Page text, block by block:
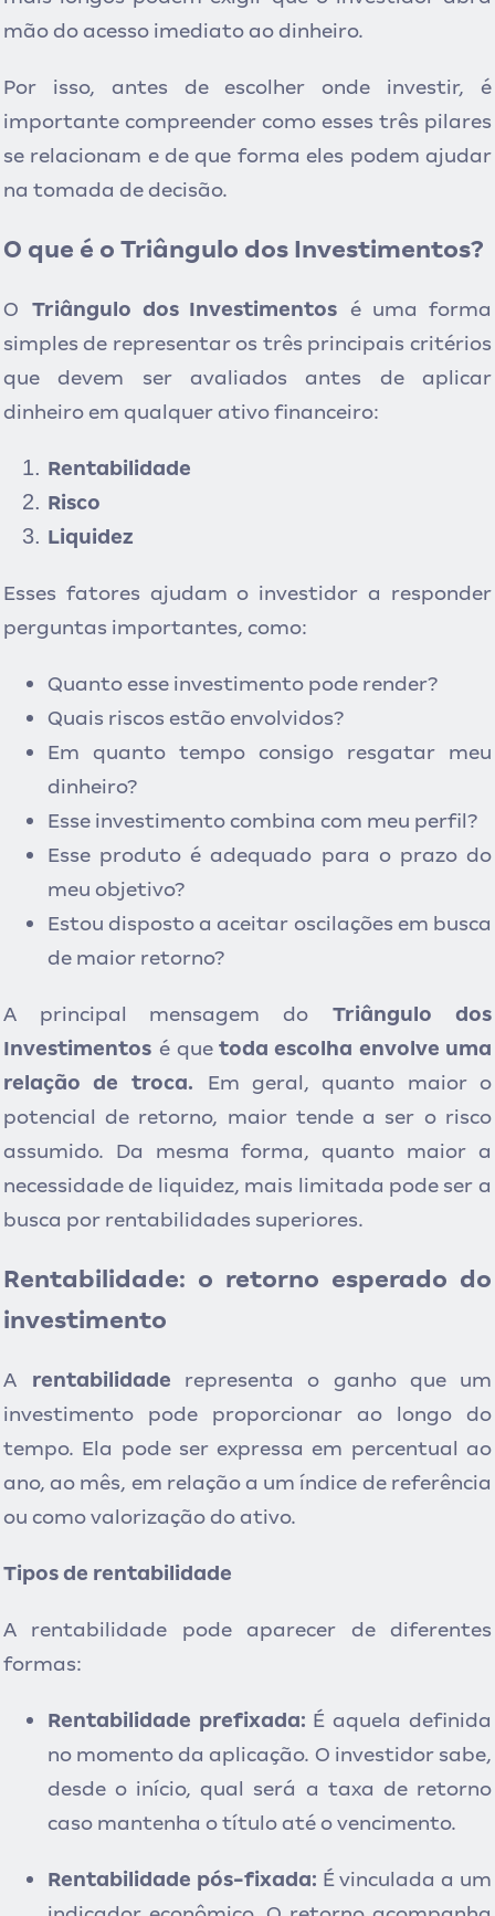
mão do acesso imediato ao dinheiro.
Por isso, antes de escolher onde investir, é
importante compreender como esses três pilares
se relacionam e de que forma eles podem ajudar
na tomada de decisão.
O que é o Triângulo dos Investimentos?
O Triângulo dos Investimentos é uma forma
simples de representar os três principais critérios
que devem ser avaliados antes de aplicar
dinheiro em qualquer ativo financeiro:
Rentabilidade
Risco
Liquidez
Esses fatores ajudam o investidor a responder
perguntas importantes, como:
Quanto esse investimento pode render?
Quais riscos estão envolvidos?
Em quanto tempo consigo resgatar meu
dinheiro?
Esse investimento combina com meu perfil?
Esse produto é adequado para o prazo do
meu objetivo?
Estou disposto a aceitar oscilações em busca
de maior retorno?
A principal mensagem do
Triângulo dos
Investimentos é quetoda escolha envolve uma
relação de troca.
Em geral, quanto maior o
potencial de retorno, maior tende a ser o risco
assumido. Da mesma forma, quanto maior a
necessidade de liquidez, mais limitada pode ser a
busca por rentabilidades superiores.
Rentabilidade: o retorno esperado do
investimento
A rentabilidade representa o ganho que um
investimento pode proporcionar ao longo do
tempo. Ela pode ser expressa em percentual ao
ano, ao mês, em relação a um índice de referência
ou como valorização do ativo.
Tipos de rentabilidade
A rentabilidade pode aparecer de diferentes
formas:
Rentabilidade prefixada: É aquela definida
no momento da aplicação. O investidor sabe,
desde o início, qual será a taxa de retorno
caso mantenha o título até o vencimento.
Rentabilidade pós-fixada: É vinculada a um